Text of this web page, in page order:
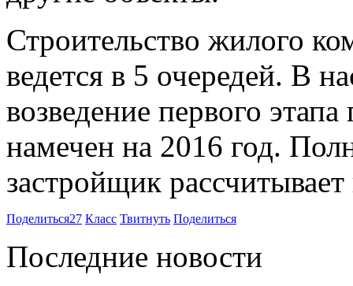
Строительство жилого
ведется в 5 очередей. В
возведение первого
намечен на 2016 год.
застройщик
Поделиться27 Класс Твитнуть Поделиться
Последние новости